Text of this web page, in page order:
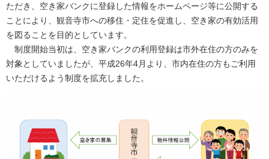
ただき、空き家バンクに登録した情報をホームページ等に公開する
ことにより、観音寺市への移住・定住を促進し、空き家の有効活用
を図ることを目的としています。
制度開始当初は、 空き家バンクの利用登録は市外在住の方のみを
対象としていましたが、平成26年4月より、市内在住の方もご利用
いただけるよう制度を拡充しました。